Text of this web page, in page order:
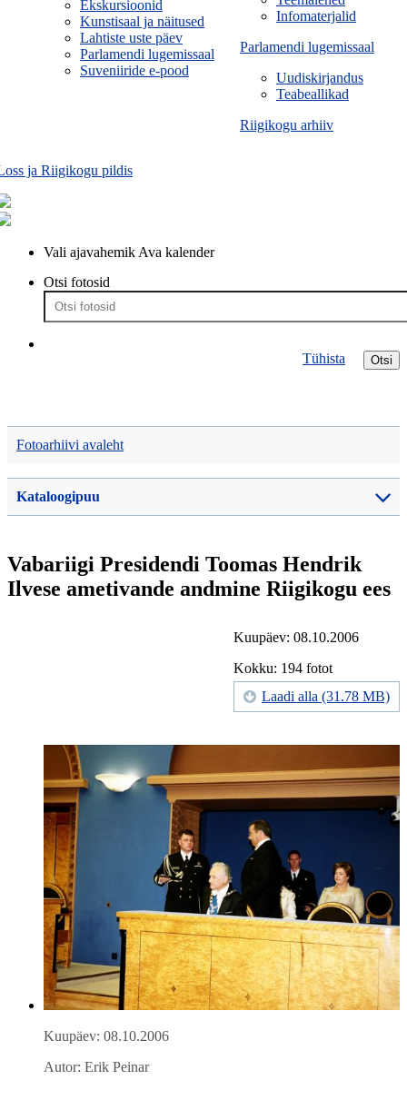
Infomaterjalid
Parlamendi lugemissaal
Uudiskirjandus
Teabeallikad
Riigikogu arhiiv
Ekskursioonid
Kunstisaal ja näitused
Lahtiste uste päev
Parlamendi lugemissaal
Suveniiride e-pood
ja Riigikogu pildis
Vali ajavahemik Ava kalender
Otsi fotosid
Otsi
Tühista
Fotoarhiivi avaleht
Kataloogipuu
Vabariigi Presidendi Toomas Hendrik
Ilvese ametivande andmine Riigikogu ees
Kuupäev: 08.10.2006
Kokku: 194 fotot
Laadi alla (31.78 MB)
Kuupäev: 08.10.2006
Autor: Erik Peinar